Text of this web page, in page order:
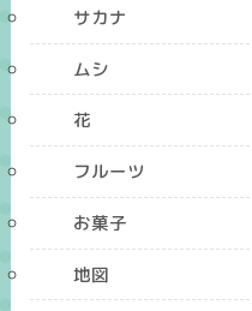
サカナ
ムシ
花
フルーツ
お菓子
地図